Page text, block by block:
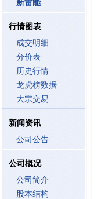
新雷能
行情图表
成交明细
分价表
历史行情
龙虎榜数据
大宗交易
新闻资讯
公司公告
公司概况
公司简介
股本结构